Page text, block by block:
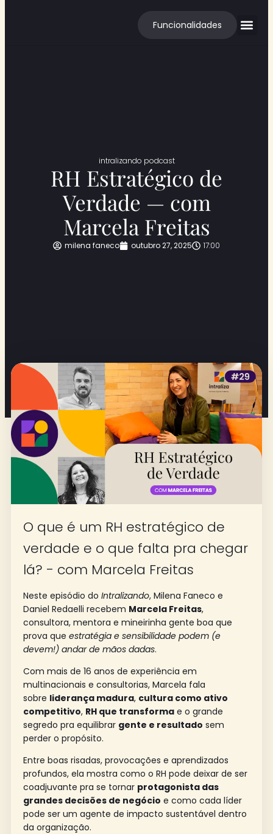
Funcionalidades
intralizando podcast
RH Estratégico de
Verdade — com
Marcela Freitas
milena faneco outubro 27, 2025 17:00
O que é um RH estratégico de
verdade e o que falta pra chegar
lá? - com Marcela Freitas
Neste episódio do Intralizando, Milena Faneco e
Daniel Redaelli recebem Marcela Freitas,
consultora, mentora e mineirinha gente boa que
prova que estratégia e sensibilidade podem (e
devem!) andar de mãos dadas.
Com mais de 16 anos de experiência em
multinacionais e consultorias, Marcela fala
sobre liderança madura, cultura como ativo
competitivo, RH que transforma e o grande
segredo pra equilibrar gente e resultado sem
perder o propósito.
Entre boas risadas, provocações e aprendizados
profundos, ela mostra como o RH pode deixar de ser
coadjuvante pra se tornar protagonista das
grandes decisões de negócio e como cada líder
pode ser um agente de impacto sustentável dentro
da organização.